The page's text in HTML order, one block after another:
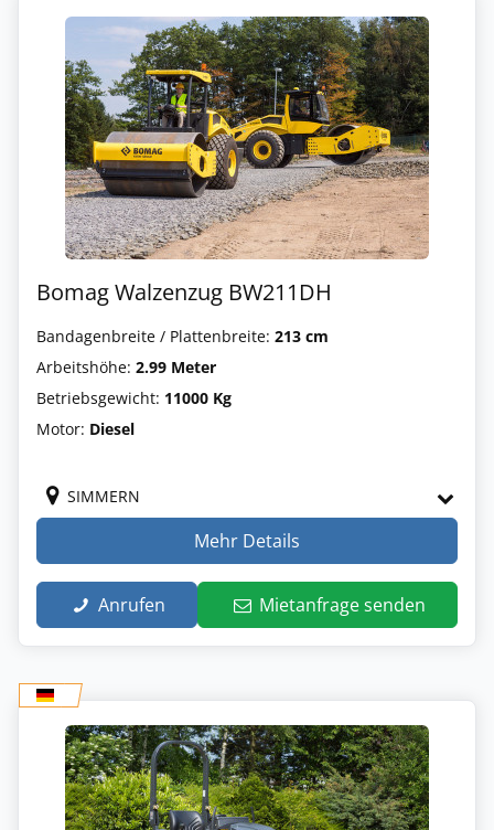
Bomag Walzenzug BW211DH
Bandagenbreite / Plattenbreite: 213 cm
Arbeitshöhe: 2.99 Meter
Betriebsgewicht: 11000 Kg
Motor: Diesel
SIMMERN
Mehr Details
Anrufen Mietanfrage senden